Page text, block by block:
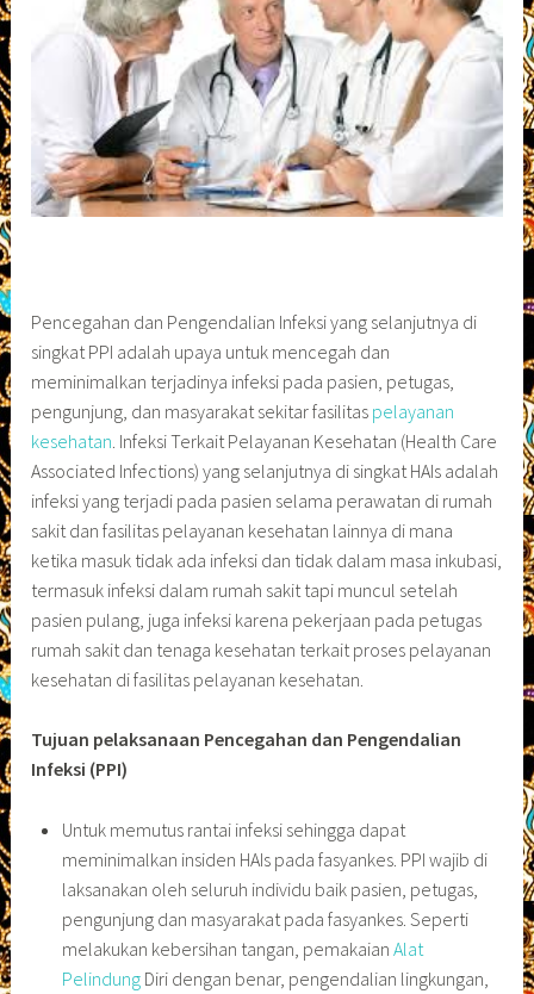
Pencegahan dan Pengendalian Infeksi yang selanjutnya di
singkat PPI adalah upaya untuk mencegah dan
meminimalkan terjadinya infeksi pada pasien, petugas,
pengunjung, dan masyarakat sekitar fasilitas pelayanan
kesehatan . Infeksi Terkait Pelayanan Kesehatan (Health Care
Associated Infections) yang selanjutnya di singkat HAIs adalah
infeksi yang terjadi pada pasien selama perawatan di rumah
sakit dan fasilitas pelayanan kesehatan lainnya di mana
ketika masuk tidak ada infeksi dan tidak dalam masa inkubasi,
termasuk infeksi dalam rumah sakit tapi muncul setelah
pasien pulang, juga infeksi karena pekerjaan pada petugas
rumah sakit dan tenaga kesehatan terkait proses pelayanan
kesehatan di fasilitas pelayanan kesehatan.
Tujuan pelaksanaan Pencegahan dan Pengendalian
Infeksi (PPI)
Untuk memutus rantai infeksi sehingga dapat
meminimalkan insiden HAIs pada fasyankes. PPI wajib di
laksanakan oleh seluruh individu baik pasien, petugas,
pengunjung dan masyarakat pada fasyankes. Seperti
melakukan kebersihan tangan, pemakaian Alat
PelindungDiri dengan benar, pengendalian lingkungan,